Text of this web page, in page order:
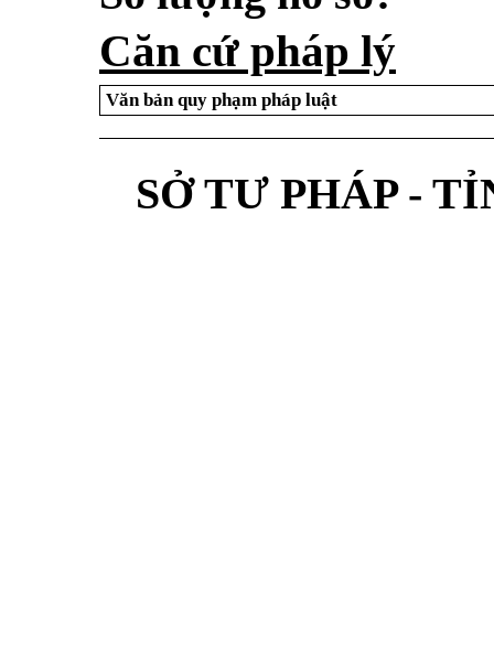
Căn cứ pháp lý
Văn bản quy phạm pháp luật
SỞ TƯ PHÁP -